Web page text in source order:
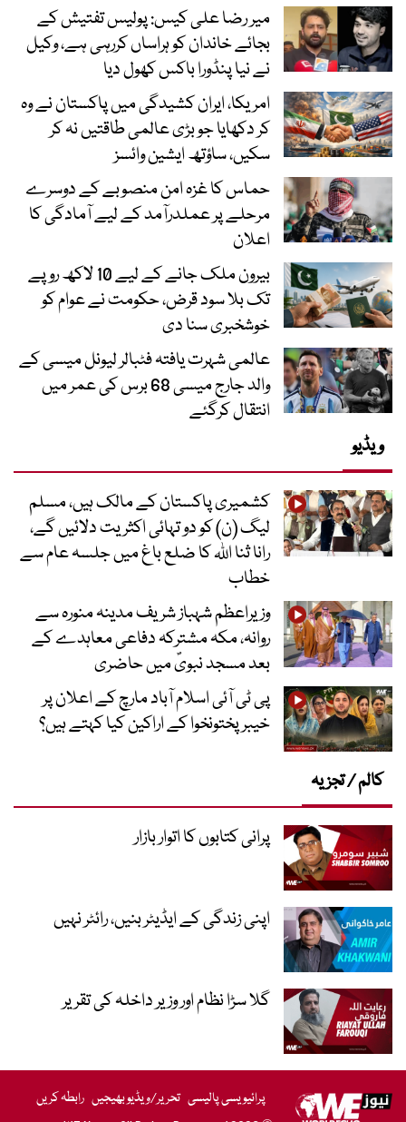
میر رضا علی کیس: پولیس تفتیش کے
بجائے خاندان کو ہراساں کررہی ہے، وکیل
نے نیا پنڈورا باکس کھول دیا
امریکا، ایران کشیدگی میں پاکستان نے وہ
کر دکھایا جو بڑی عالمی طاقتیں نہ کر
سکیں، ساؤتھ ایشین وائسز
حماس کا غزہ امن منصوبے کے دوسرے
مرحلے پر عملدرآمد کے لیے آمادگی کا
اعلان
بیرون ملک جانے کے لیے 10 لاکھ روپے
تک بلا سود قرض، حکومت نے عوام کو
خوشخبری سنا دی
عالمی شہرت یافتہ فٹبالر لیونل میسی کے
والد جارج میسی 68 برس کی عمر میں
انتقال کرگئے
ویڈیو
کشمیری پاکستان کے مالک ہیں، مسلم
لیگ (ن) کو دو تہائی اکثریت دلائیں گے،
رانا ثنا اللہ کا ضلع باغ میں جلسہ عام سے
خطاب
وزیراعظم شہباز شریف مدینہ منورہ سے
روانہ، مکہ مشترکہ دفاعی معاہدے کے
بعد مسجد نبویؐ میں حاضری
پی ٹی آئی اسلام آباد مارچ کے اعلان پر
خیبر پختونخوا کے اراکین کیا کہتے ہیں؟
کالم / تجزیہ
پرانی کتابوں کا اتوار بازار
اپنی زندگی کے ایڈیٹر بنیں، رائٹر نہیں
گلا سڑا نظام اور وزیر داخلہ کی تقریر
پرائیویسی پالیسی تحریر/ویڈیو بھیجیں رابطہ کریں